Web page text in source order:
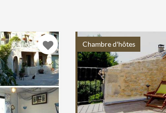
Chambre d'hôtes